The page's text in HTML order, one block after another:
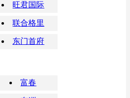
旺君国际
联合格里
东门首府
富春